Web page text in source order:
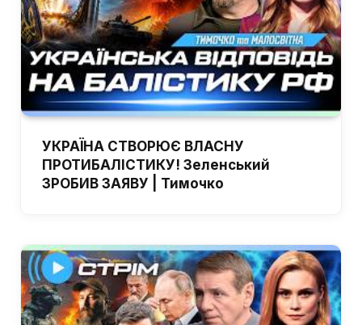
УКРАЇНА СТВОРЮЄ ВЛАСНУ
ПРОТИБАЛІСТИКУ! Зеленський
ЗРОБИВ ЗАЯВУ | Тимочко